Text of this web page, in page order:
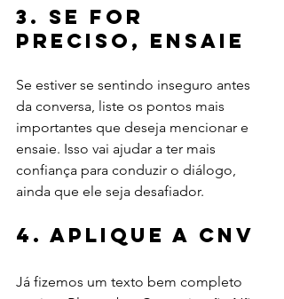
3. Se for
preciso, ensaie
Se estiver se sentindo inseguro antes
da conversa, liste os pontos mais
importantes que deseja mencionar e
ensaie. Isso vai ajudar a ter mais
confiança para conduzir o diálogo,
ainda que ele seja desafiador.
4. Aplique a CNV
Já fizemos um texto bem completo